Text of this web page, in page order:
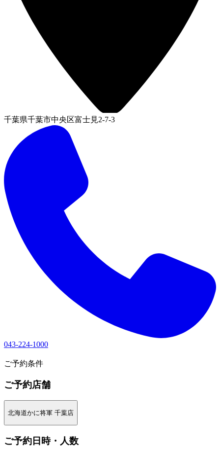
千葉県千葉市中央区富士見2-7-3
043-224-1000
ご予約条件
ご予約店舗
北海道かに将軍 千葉店
ご予約日時・人数